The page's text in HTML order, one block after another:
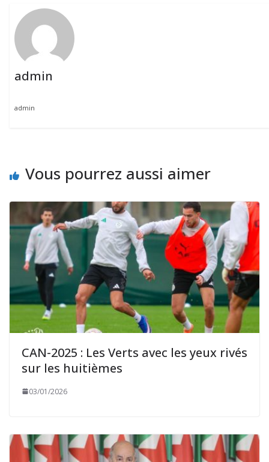
admin
admin
Vous pourrez aussi aimer
CAN-2025 : Les Verts avec les yeux rivés
sur les huitièmes
03/01/2026